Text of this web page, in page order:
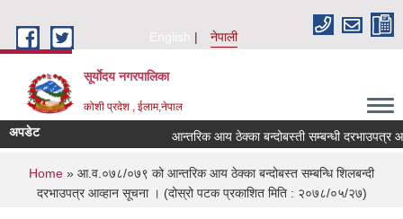
English
नेपाली
सूर्याेदय नगरपालिका
कोशी प्रदेश , ईलाम,नेपाल
अपडेट आन्तरिक आय ठेक्का बन्दोबस्ती सम्बन्धी दरभाउपत्र
You are here
Home » आ.व.०७८/०७९ को आन्तरिक आय ठेक्का बन्दोबस्त सम्बन्धि शिलबन्दी
दरभाउपत्र आव्हान सूचना । (दोस्रो पटक प्रकाशित मिति : २०७८/०५/२७)